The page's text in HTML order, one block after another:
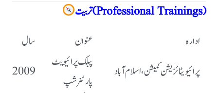
تربیت (Professional Trainings)
ادارہ
عنوان
سال
پرائیویٹائزیشن کمیشن، اسلام آباد
پبلک پرائیویٹ
پارٹنرشپ
2009